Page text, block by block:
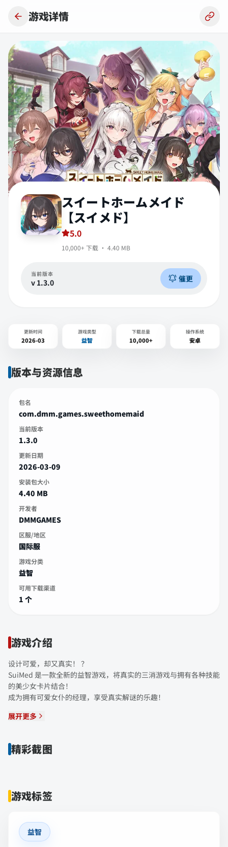
游戏详情
スイートホームメイド
【スイメド】
5.0
10,000+ 下载 · 4.40 MB
当前版本
v 1.3.0 催更
更新时间
2026-03
游戏类型
益智
下载总量
10,000+
操作系统
安卓
版本与资源信息
包名
com.dmm.games.sweethomemaid
当前版本
1.3.0
更新日期
2026-03-09
安装包大小
4.40 MB
开发者
DMMGAMES
区服/地区
国际服
游戏分类
益智
可用下载渠道
1 个
游戏介绍
设计可爱，却又真实！ ？
SuiMed 是一款全新的益智游戏，将真实的三消游戏与拥有各种技能
的美少女卡片结合！
成为拥有可爱女仆的经理，享受真实解谜的乐趣！
展开更多
精彩截图
游戏标签
益智